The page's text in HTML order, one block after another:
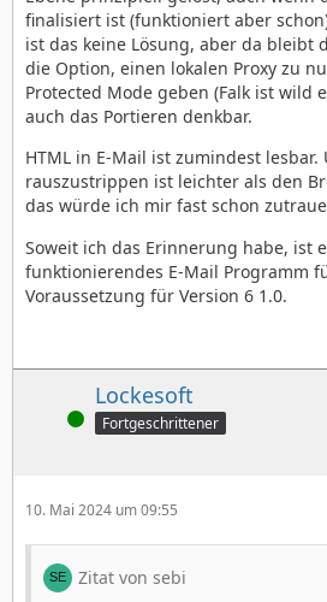
finalisiert ist (funktioniert aber
ist das keine Lösung, aber da bleibt
die Option, einen lokalen Proxy zu
Protected Mode geben (Falk ist wild
auch das Portieren denkbar.
HTML in E-Mail ist zumindest lesbar.
rauszustrippen ist leichter als den
das würde ich mir fast schon
Soweit ich das Erinnerung habe, ist
funktionierendes E-Mail Programm
Voraussetzung für Version 6 1.0.
Online
Lockesoft
Fortgeschrittener
10. Mai 2024 um 09:55
Zitat von sebi